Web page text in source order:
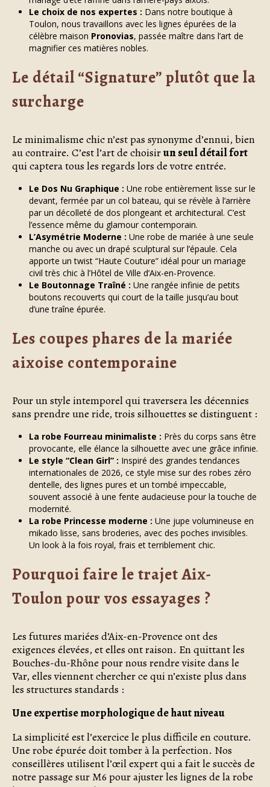
Le choix de nos expertes : Dans notre boutique à
Toulon, nous travaillons avec les lignes épurées de la
célèbre maison Pronovias, passée maître dans l’art de
magnifier ces matières nobles.
Le détail “Signature” plutôt que la
surcharge
Le minimalisme chic n’est pas synonyme d’ennui, bien
au contraire. C’est l’art de choisirun seul détail fort
qui captera tous les regards lors de votre entrée.
Le Dos Nu Graphique : Une robe entièrement lisse sur le
devant, fermée par un col bateau, qui se révèle à l’arrière
par un décolleté de dos plongeant et architectural. C’est
l’essence même du glamour contemporain.
L’Asymétrie Moderne : Une robe de mariée à une seule
manche ou avec un drapé sculptural sur l’épaule. Cela
apporte un twist “Haute Couture” idéal pour un mariage
civil très chic à l’Hôtel de Ville d’Aix-en-Provence.
Le Boutonnage Traîné : Une rangée infinie de petits
boutons recouverts qui court de la taille jusqu’au bout
d’une traîne épurée.
Les coupes phares de la mariée
aixoise contemporaine
Pour un style intemporel qui traversera les décennies
sans prendre une ride, trois silhouettes se distinguent :
La robe Fourreau minimaliste : Près du corps sans être
provocante, elle élance la silhouette avec une grâce infinie.
Le style “Clean Girl” : Inspiré des grandes tendances
internationales de 2026, ce style mise sur des robes zéro
dentelle, des lignes pures et un tombé impeccable,
souvent associé à une fente audacieuse pour la touche de
modernité.
La robe Princesse moderne : Une jupe volumineuse en
mikado lisse, sans broderies, avec des poches invisibles.
Un look à la fois royal, frais et terriblement chic.
Pourquoi faire le trajet Aix-
Toulon pour vos essayages ?
Les futures mariées d’Aix-en-Provence ont des
exigences élevées, et elles ont raison. En quittant les
Bouches-du-Rhône pour nous rendre visite dans le
Var, elles viennent chercher ce qui n’existe plus dans
les structures standards :
Une expertise morphologique de haut niveau
La simplicité est l’exercice le plus difficile en couture.
Une robe épurée doit tomber à la perfection. Nos
conseillères utilisent l’œil expert qui a fait le succès de
notre passage sur M6 pour ajuster les lignes de la robe